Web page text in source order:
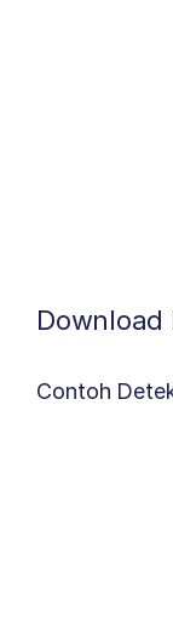
Download
Contoh